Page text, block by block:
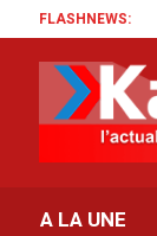
FLASHNEWS:
A LA UNE